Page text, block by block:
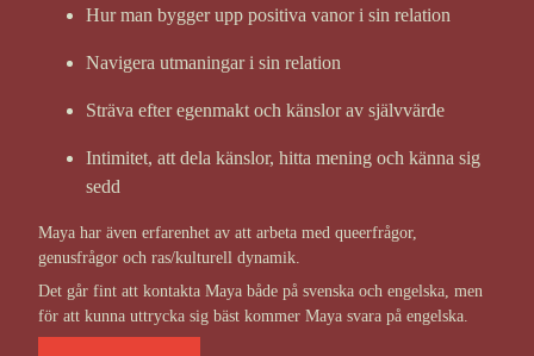
Hur man bygger upp positiva vanor i sin relation
Navigera utmaningar i sin relation
Sträva efter egenmakt och känslor av självvärde
Intimitet, att dela känslor, hitta mening och känna sig
sedd
Maya har även erfarenhet av att arbeta med queerfrågor,
genusfrågor och ras/kulturell dynamik.
Det går fint att kontakta Maya både på svenska och engelska, men
för att kunna uttrycka sig bäst kommer Maya svara på engelska.